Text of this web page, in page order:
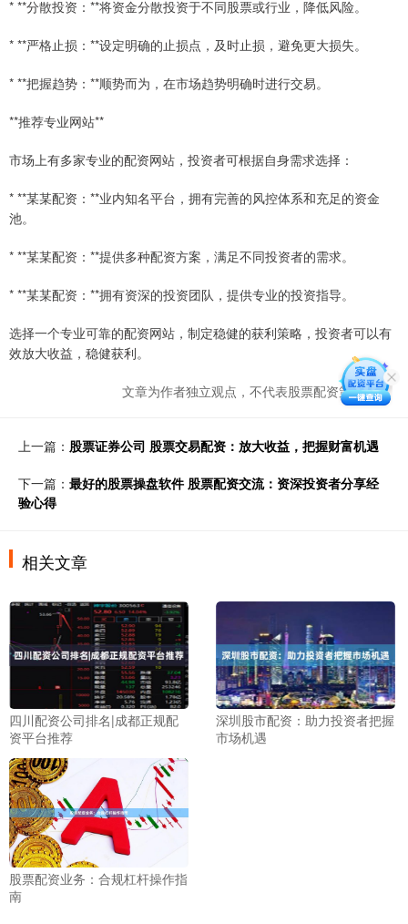
* **分散投资：**将资金分散投资于不同股票或行业，降低风险。
* **严格止损：**设定明确的止损点，及时止损，避免更大损失。
* **把握趋势：**顺势而为，在市场趋势明确时进行交易。
**推荐专业网站**
市场上有多家专业的配资网站，投资者可根据自身需求选择：
* **某某配资：**业内知名平台，拥有完善的风控体系和充足的资金
池。
* **某某配资：**提供多种配资方案，满足不同投资者的需求。
* **某某配资：**拥有资深的投资团队，提供专业的投资指导。
选择一个专业可靠的配资网站，制定稳健的获利策略，投资者可以有
效放大收益，稳健获利。
文章为作者独立观点，不代表股票配资策略观点
上一篇： 股票证券公司 股票交易配资：放大收益，把握财富机遇
下一篇： 最好的股票操盘软件 股票配资交流：资深投资者分享经
验心得
相关文章
四川配资公司排名|成都正规配
资平台推荐
深圳股市配资：助力投资者把握
市场机遇
股票配资业务：合规杠杆操作指
南